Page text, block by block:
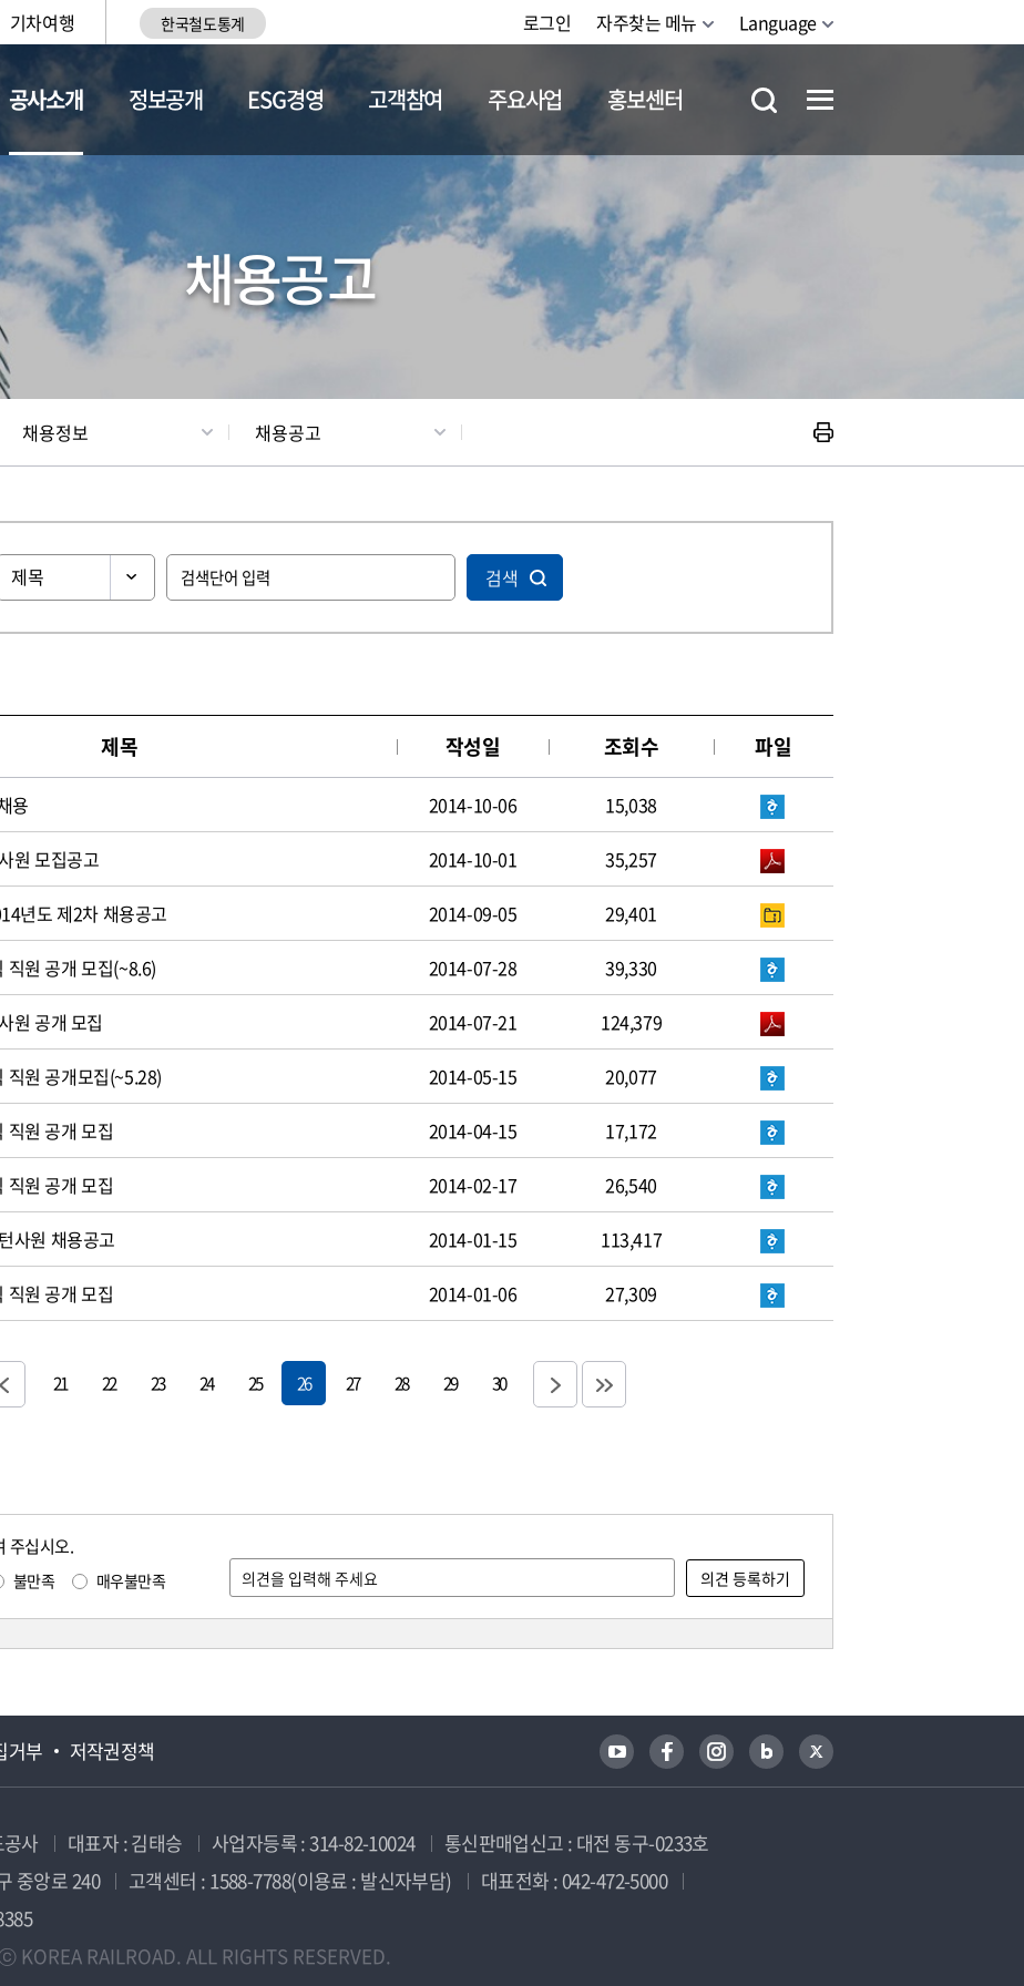
기차여행 한국철도통계 로그인 자주찾는 메뉴 Language
공사소개
현황 채용정보
정보공개 ESG경영 고객참여 주요사업 홍보센터
채용공고
채용정보 채용공고
검색
제목 작성일 조회수 파일
용 2014-10-06 15,038
원 모집공고 2014-10-01 35,257
년도 제2차 채용공고 2014-09-05 29,401
직원 공개 모집(~8.6) 2014-07-28 39,330
원 공개 모집 2014-07-21 124,379
직원 공개모집(~5.28) 2014-05-15 20,077
직원 공개 모집 2014-04-15 17,172
직원 공개 모집 2014-02-17 26,540
사원 채용공고 2014-01-15 113,417
직원 공개 모집 2014-01-06 27,309
21 22 23 24 25 26 27 28 29 30
주십시오.
불만족 매우불만족
거부 저작권정책
사 대표자 : 김태승 사업자등록 : 314-82-10024
통신판매업신고 : 대전 동구-0233호
중앙로 240
고객센터 : 1588-7788(이용료 : 발신자부담)
대표전화 : 042-472-5000
KOREA RAILROAD. ALL RIGHTS RESERVED.